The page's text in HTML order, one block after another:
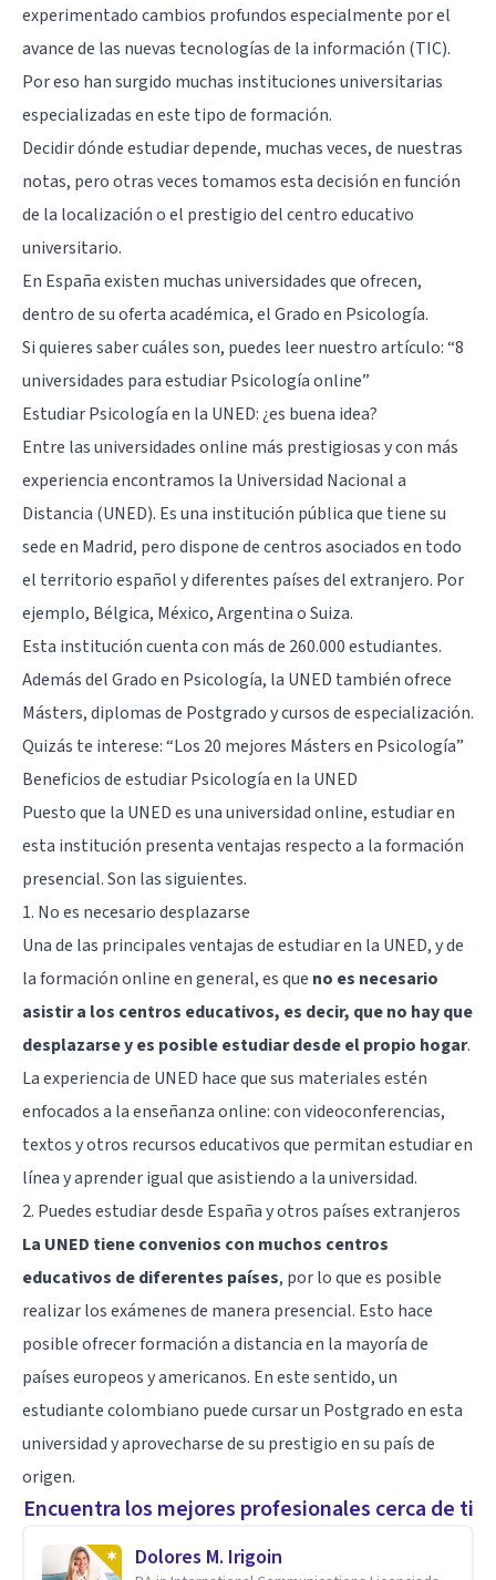
experimentado cambios profundos especialmente por el
avance de las nuevas tecnologías de la información (TIC).
Por eso han surgido muchas instituciones universitarias
especializadas en este tipo de formación.
Decidir dónde estudiar depende, muchas veces, de nuestras
notas, pero otras veces tomamos esta decisión en función
de la localización o el prestigio del centro educativo
universitario.
En España existen muchas universidades que ofrecen,
dentro de su oferta académica, el Grado en Psicología.
Si quieres saber cuáles son, puedes leer nuestro artículo: “8
universidades para estudiar Psicología online”
Estudiar Psicología en la UNED: ¿es buena idea?
Entre las universidades online más prestigiosas y con más
experiencia encontramos la Universidad Nacional a
Distancia (UNED). Es una institución pública que tiene su
sede en Madrid, pero dispone de centros asociados en todo
el territorio español y diferentes países del extranjero. Por
ejemplo, Bélgica, México, Argentina o Suiza.
Esta institución cuenta con más de 260.000 estudiantes.
Además del Grado en Psicología, la UNED también ofrece
Másters, diplomas de Postgrado y cursos de especialización.
Quizás te interese: “Los 20 mejores Másters en Psicología”
Beneficios de estudiar Psicología en la UNED
Puesto que la UNED es una universidad online, estudiar en
esta institución presenta ventajas respecto a la formación
presencial. Son las siguientes.
1. No es necesario desplazarse
Una de las principales ventajas de estudiar en la UNED, y de
la formación online en general, es que no es necesario
asistir a los centros educativos, es decir, que no hay que
desplazarse y es posible estudiar desde el propio hogar.
La experiencia de UNED hace que sus materiales estén
enfocados a la enseñanza online: con videoconferencias,
textos y otros recursos educativos que permitan estudiar en
línea y aprender igual que asistiendo a la universidad.
2. Puedes estudiar desde España y otros países extranjeros
La UNED tiene convenios con muchos centros
educativos de diferentes países, por lo que es posible
realizar los exámenes de manera presencial. Esto hace
posible ofrecer formación a distancia en la mayoría de
países europeos y americanos. En este sentido, un
estudiante colombiano puede cursar un Postgrado en esta
universidad y aprovecharse de su prestigio en su país de
origen.
Encuentra los mejores profesionales cerca de ti
Dolores M. Irigoin